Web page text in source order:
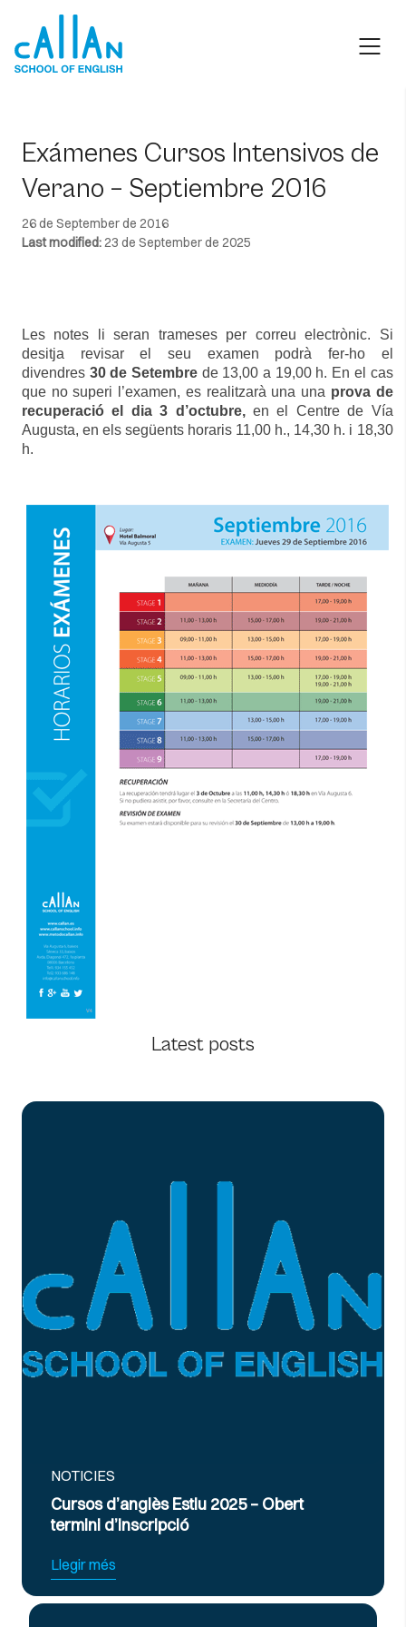
content
Exámenes Cursos Intensivos de
Verano – Septiembre 2016
26 de September de 2016
Last modified:23 de September de 2025
Les notes li seran trameses per correu electrònic. Si
desitja revisar el seu examen podrà fer-ho el
divendres 30 de Setembre de 13,00 a 19,00 h. En el cas
que no superi l’examen, es realitzarà una una prova de
recuperació el dia 3 d’octubre, en el Centre de Vía
Augusta,en els següents horaris 11,00 h., 14,30 h. i 18,30
h.
Latest posts
d’anglès Estiu 2025 – Obert
d’inscripció